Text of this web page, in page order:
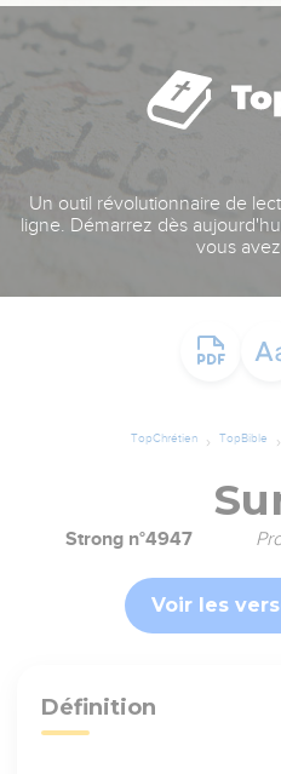
Un outil révolutionnaire de
ligne. Démarrez dès
vous
TopChrétien TopBible
Strong n°4947
Voir les
Définition